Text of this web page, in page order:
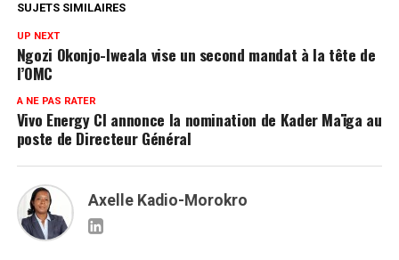
SUJETS SIMILAIRES
UP NEXT
Ngozi Okonjo-Iweala vise un second mandat à la tête de
l’OMC
A NE PAS RATER
Vivo Energy CI annonce la nomination de Kader Maïga au
poste de Directeur Général
Axelle Kadio-Morokro